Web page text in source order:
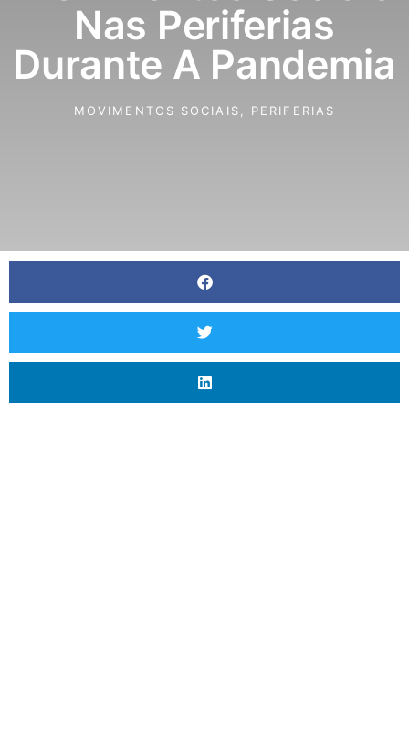
Nas Periferias
Durante A Pandemia
MOVIMENTOS SOCIAIS PERIFERIAS